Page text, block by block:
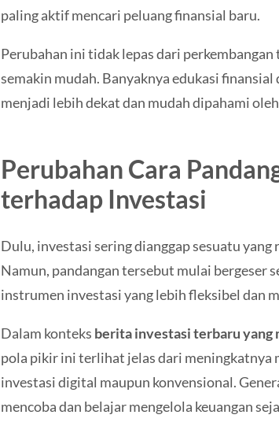
paling aktif mencari peluang finansial baru.
Perubahan ini tidak lepas dari
semakin mudah. Banyaknya edukasi
menjadi lebih dekat dan mudah dipahami
Perubahan Cara
terhadap Investasi
Dulu, investasi sering dianggap sesuatu
Namun, pandangan tersebut mulai bergeser
instrumen investasi yang lebih fleksibel dan
Dalam konteks berita investasi terbaru yang
pola pikir ini terlihat jelas dari meningkatnya
investasi digital maupun konvensional.
mencoba dan belajar mengelola keuangan